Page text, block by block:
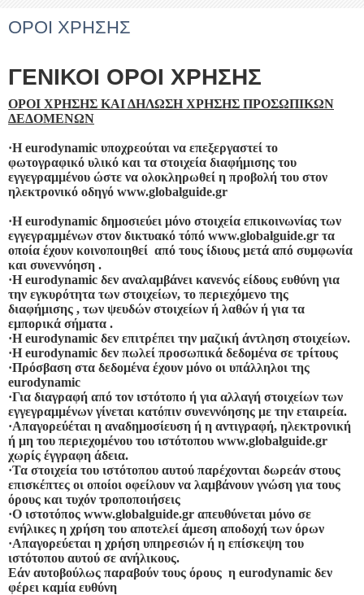
ΟΡΟΙ ΧΡΗΣΗΣ
ΓΕΝΙΚΟΙ ΟΡΟΙ ΧΡΗΣΗΣ
ΟΡΟΙ ΧΡΗΣΗΣ ΚΑΙ ΔΗΛΩΣΗ ΧΡΗΣΗΣ ΠΡΟΣΩΠΙΚΩΝ
ΔΕΔΟΜΕΝΩΝ
·Η eurodynamic υποχρεούται να επεξεργαστεί το
φωτογραφικό υλικό και τα στοιχεία διαφήμισης του
εγγεγραμμένου ώστε να ολοκληρωθεί η προβολή του στον
ηλεκτρονικό οδηγό www.globalguide.gr
·Η eurodynamic δημοσιεύει μόνο στοιχεία επικοινωνίας των
εγγεγραμμένων στον δικτυακό τόπό www.globalguide.gr τα
οποία έχουν κοινοποιηθεί από τους ίδιους μετά από συμφωνία
και συνεννόηση .
·H eurodynamic δεν αναλαμβάνει κανενός είδους ευθύνη για
την εγκυρότητα των στοιχείων, το περιεχόμενο της
διαφήμισης , των ψευδών στοιχείων ή λαθών ή για τα
εμπορικά σήματα .
·Η eurodynamic δεν επιτρέπει την μαζική άντληση στοιχείων.
·Η eurodynamic δεν πωλεί προσωπικά δεδομένα σε τρίτους
·Πρόσβαση στα δεδομένα έχουν μόνο οι υπάλληλοι της
eurodynamic
·Για διαγραφή από τον ιστότοπο ή για αλλαγή στοιχείων των
εγγεγραμμένων γίνεται κατόπιν συνεννόησης με την εταιρεία.
·Απαγορεύέται η αναδημοσίευση ή η αντιγραφή, ηλεκτρονική
ή μη του περιεχομένου του ιστότοπου www.globalguide.gr
χωρίς έγγραφη άδεια.
·Τα στοιχεία του ιστότοπου αυτού παρέχονται δωρεάν στους
επισκέπτες οι οποίοι οφείλουν να λαμβάνουν γνώση για τους
όρους και τυχόν τροποποιήσεις
·Ο ιστοτόπος www.globalguide.gr απευθύνεται μόνο σε
ενήλικες η χρήση του αποτελεί άμεση αποδοχή των όρων
·Απαγορεύεται η χρήση υπηρεσιών ή η επίσκεψη του
ιστότοπου αυτού σε ανήλικους.
Εάν αυτοβούλως παραβούν τους όρους η eurodynamic δεν
φέρει καμία ευθύνη